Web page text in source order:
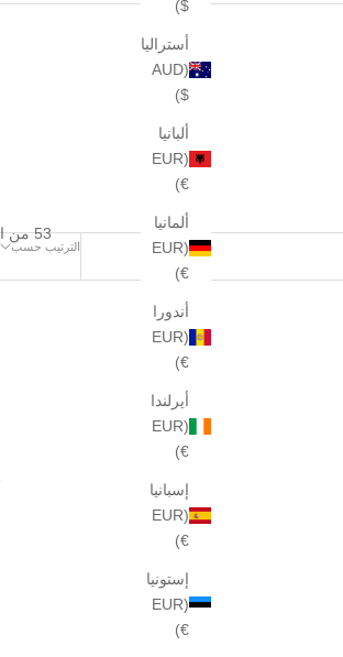
$)
أستراليا
(AUD
$)
ألبانيا
(EUR
€)
ألمانيا
(EUR
€)
أندورا
(EUR
€)
أيرلندا
(EUR
€)
إسبانيا
(EUR
€)
إستونيا
(EUR
€)
الترتيب حسب
53 من المنتجات